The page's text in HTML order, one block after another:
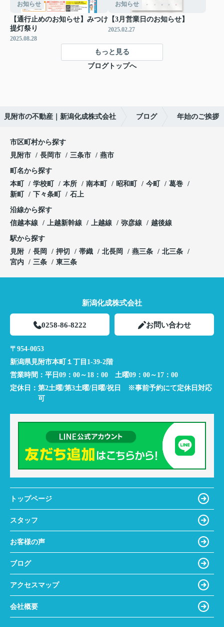
お知らせ
【通行止めのお知らせ】みつけ
提灯祭り
2025.08.28
お知らせ
【3月営業日のお知らせ】
2025.02.27
もっと見る
ブログトップへ
見附市の不動産｜新潟化成株式会社 ブログ 年始のご挨拶
市区町村から探す
見附市
長岡市 三条市 燕市
町名から探す
本町
学校町 本所 南本町 昭和町 今町
葛巻
新町
下々条町 石上
沿線から探す
信越本線
上越新幹線 上越線 弥彦線 越後線
駅から探す
見附
長岡 押切 帯織 北長岡 燕三条
北三条
宮内
三条 東三条
新潟化成株式会社
0258-86-8222 お問い合わせ
〒954-0053
新潟県見附市本町１丁目1-39-2階
営業時間： 平日09：00～18：00 土曜09：00～17：00
定休日： 第2土曜/第3土曜/日曜/祝日 ※事前予約にて定休日対応
可
トップページ
スタッフ
お客様の声
ブログ
アクセスマップ
会社概要